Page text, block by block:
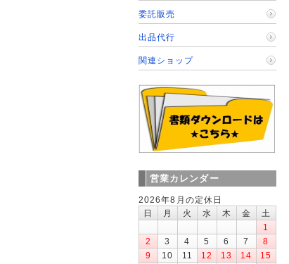
委託販売
出品代行
関連ショップ
営業カレンダー
2026年8月の定休日
日
月 火 水 木 金
土
1
2
3 4 5 6 7
8
9
10 11 12 13 14
15